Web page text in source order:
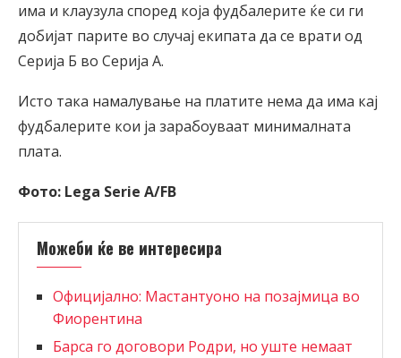
има и клаузула според која фудбалерите ќе си ги
добијат парите во случај екипата да се врати од
Серија Б во Серија А.
Исто така намалување на платите нема да има кај
фудбалерите кои ја зарабоуваат минималната
плата.
Фото: Lega Serie A/FB
Можеби ќе ве интересира
Официјално: Мастантуоно на позајмица во
Фиорентина
Барса го договори Родри, но уште немаат